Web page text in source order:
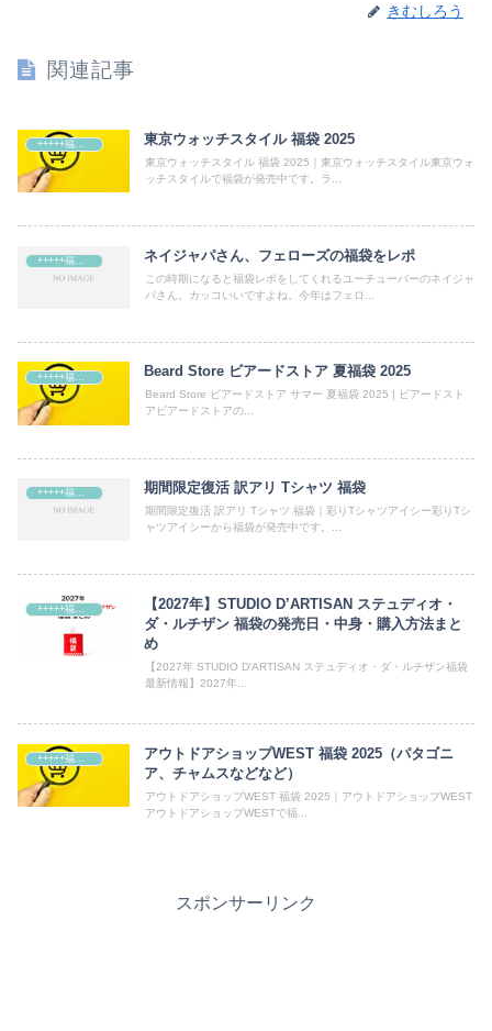
きむしろう
関連記事
+++++福袋++++++ 東京ウォッチスタイル 福袋 2025
東京ウォッチスタイル 福袋 2025｜東京ウォッチスタイル東京ウォ
ッチスタイルで福袋が発売中です。ラ...
ネイジャパさん、フェローズの福袋をレポ
この時期になると福袋レポをしてくれるユーチューバーのネイジャ
パさん。カッコいいですよね。今年はフェロ...
Beard Store ビアードストア 夏福袋 2025
Beard Store ビアードストア サマー 夏福袋 2025 | ビアードスト
アビアードストアの...
+++++福袋++++++ 期間限定復活 訳アリ Tシャツ 福袋
期間限定復活 訳アリ Tシャツ 福袋｜彩りTシャツアイシー彩りTシ
ャツアイシーから福袋が発売中です。...
+++++福袋++++++
【2027年】STUDIO D’ARTISAN ステュディオ・
ダ・ルチザン 福袋の発売日・中身・購入方法まと
め
【2027年 STUDIO D'ARTISAN ステュディオ・ダ・ルチザン福袋
最新情報】2027年...
アウトドアショップWEST 福袋 2025（パタゴニ
ア、チャムスなどなど）
アウトドアショップWEST 福袋 2025｜アウトドアショップWEST
アウトドアショップWESTで福...
スポンサーリンク